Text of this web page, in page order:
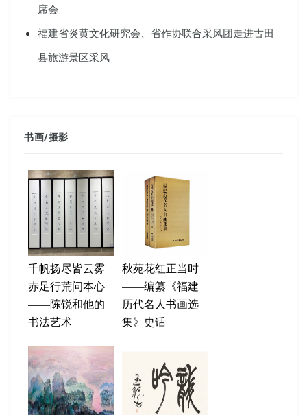
席会
福建省炎黄文化研究会、省作协联合采风团走进古田
县旅游景区采风
书画/摄影
千帆扬尽皆云雾
赤足行荒问本心
——陈锐和他的
书法艺术
秋苑花红正当时
——编纂《福建
历代名人书画选
集》史话